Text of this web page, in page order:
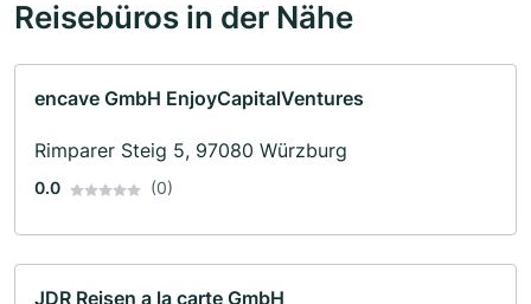
Reisebüros in der Nähe
encave GmbH EnjoyCapitalVentures
Rimparer Steig 5, 97080 Würzburg
0.0 (0)
JDR Reisen a la carte GmbH